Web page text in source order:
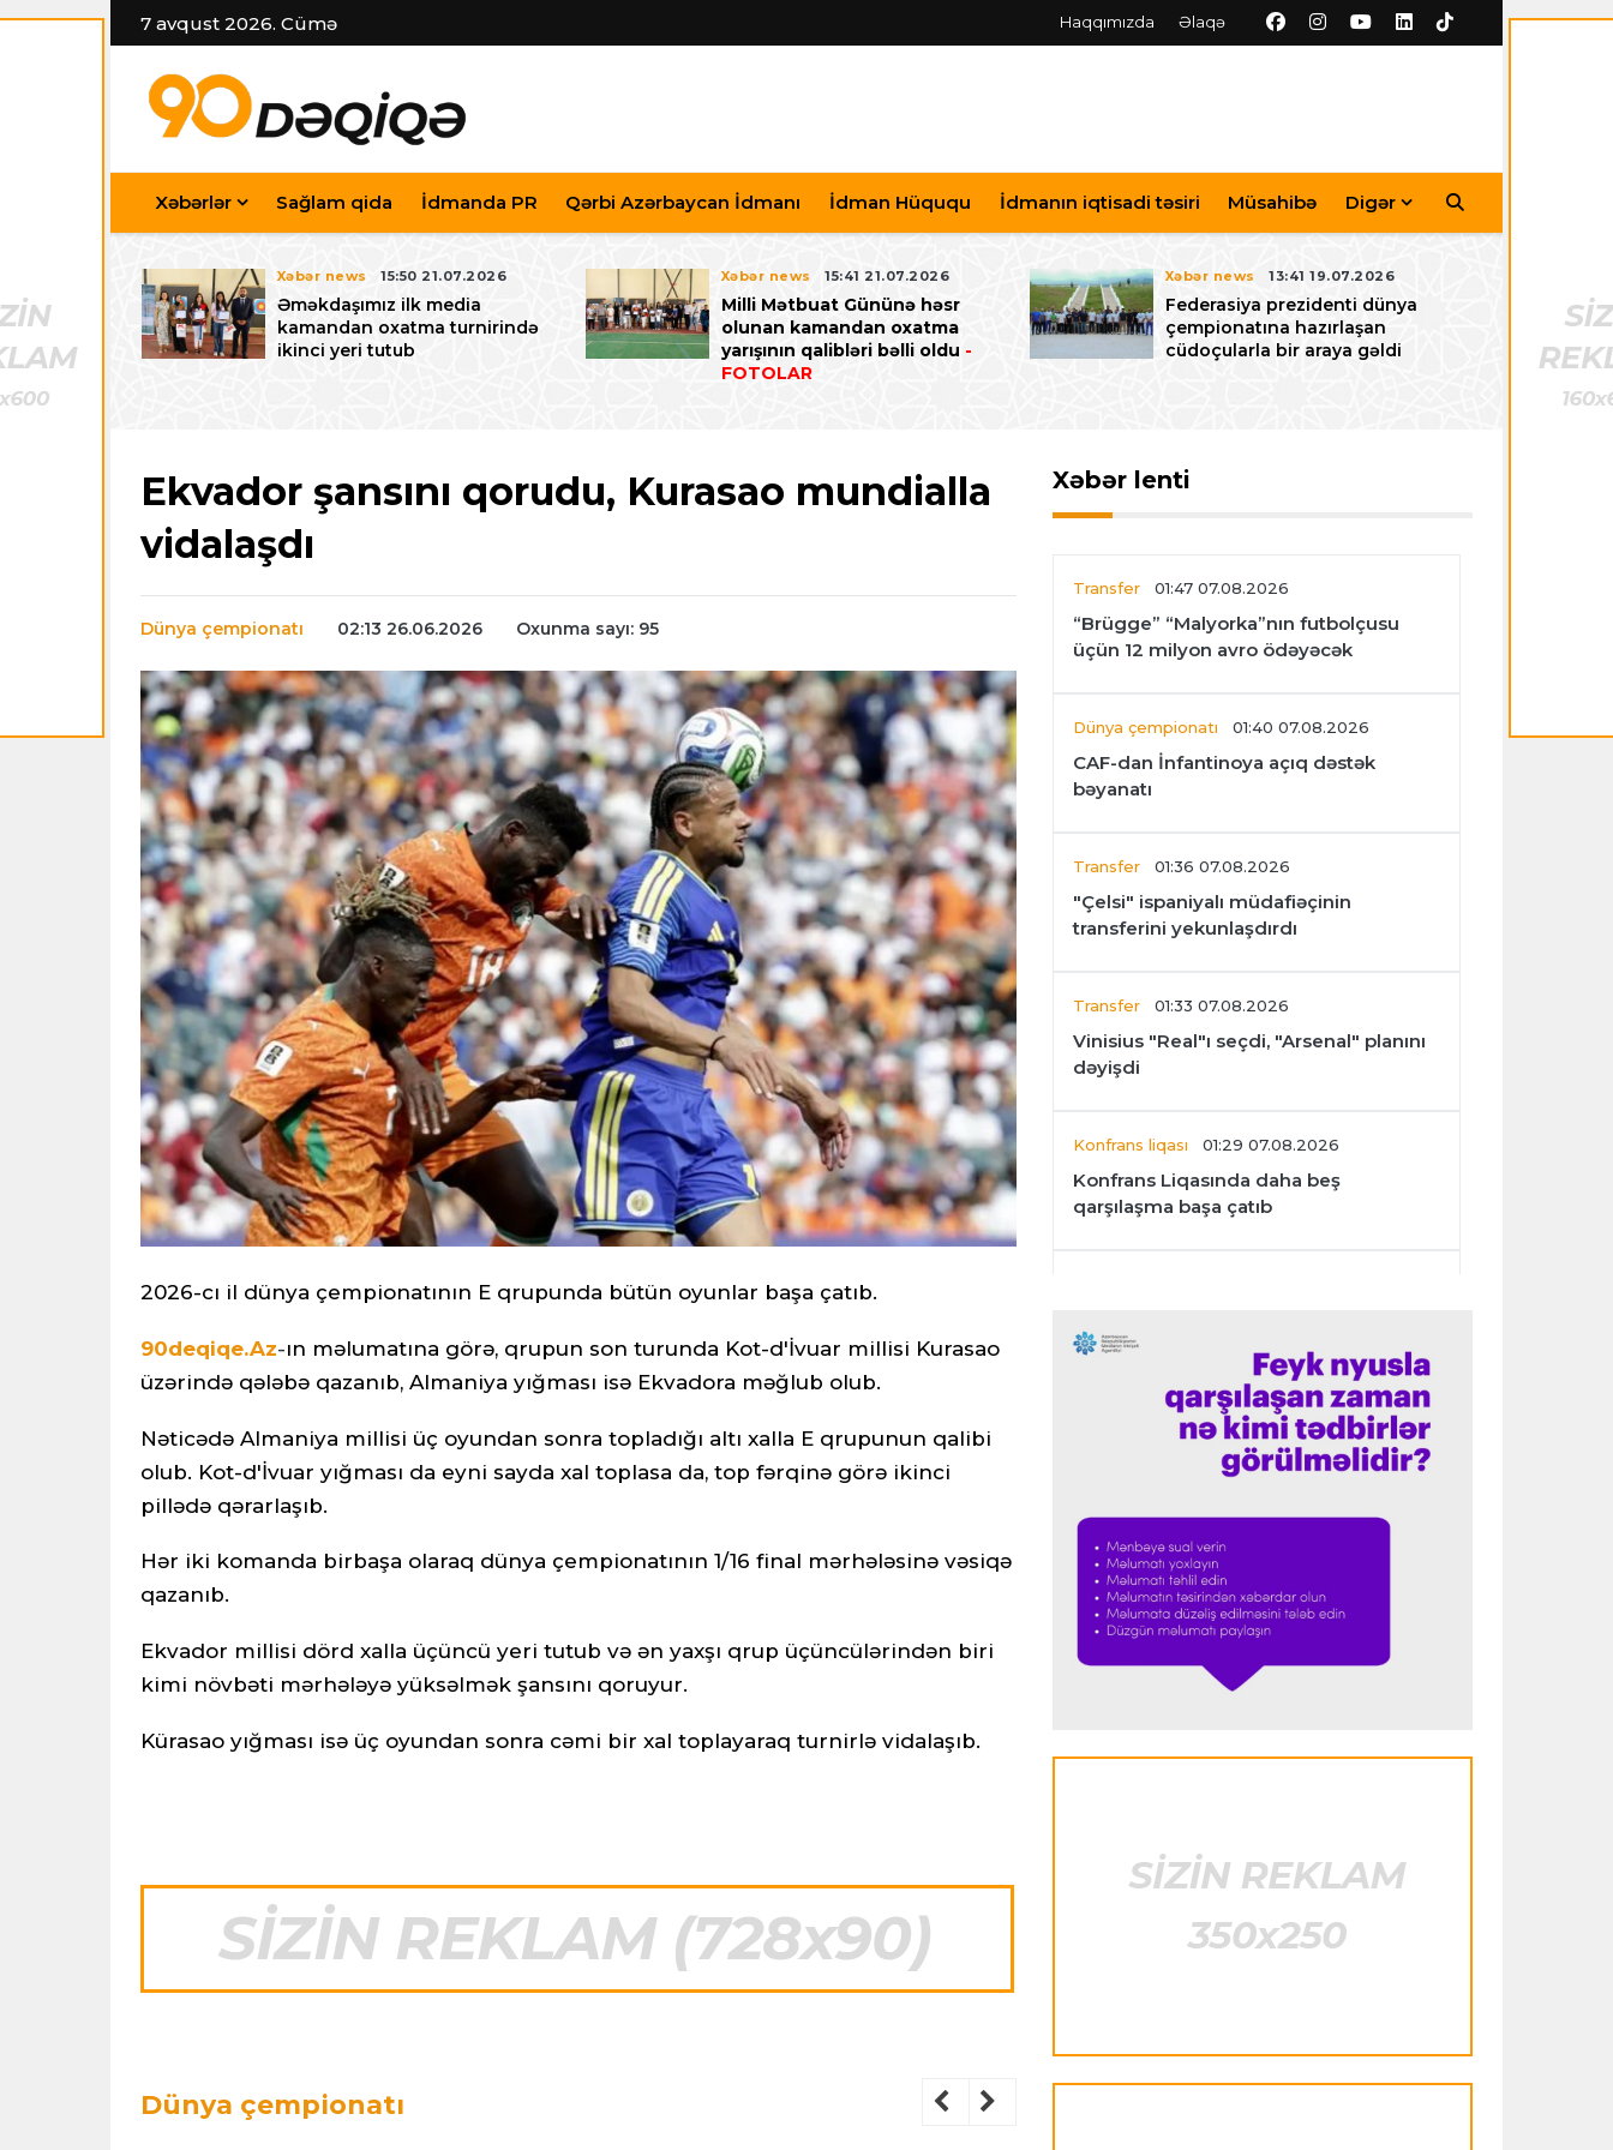
7 avqust 2026. Cümə Haqqımızda Əlaqə
Xəbərlər Sağlam qida İdmanda PR Qərbi Azərbaycan İdmanı İdman Hüququ İdmanın iqtisadi təsiri Müsahibə Digər
U-15
festivalı ilə
Xəbər news 15:50 21.07.2026
Əməkdaşımız ilk media
kamandan oxatma turnirində
ikinci yeri tutub
Xəbər news 15:41 21.07.2026
Milli Mətbuat Gününə həsr
olunan kamandan oxatma
yarışının qalibləri bəlli oldu -
FOTOLAR
Xəbər news 13:41 19.07.2026
Federasiya prezidenti dünya
çempionatına hazırlaşan
cüdoçularla bir araya gəldi
Ekvador şansını qorudu, Kurasao mundialla
vidalaşdı
Dünya çempionatı 02:13 26.06.2026 Oxunma sayı: 95
2026-cı il dünya çempionatının E qrupunda bütün oyunlar başa çatıb.
90deqiqe.Az-ın məlumatına görə, qrupun son turunda Kot-d'İvuar millisi Kurasao
üzərində qələbə qazanıb, Almaniya yığması isə Ekvadora məğlub olub.
Nəticədə Almaniya millisi üç oyundan sonra topladığı altı xalla E qrupunun qalibi
olub. Kot-d'İvuar yığması da eyni sayda xal toplasa da, top fərqinə görə ikinci
pillədə qərarlaşıb.
Hər iki komanda birbaşa olaraq dünya çempionatının 1/16 final mərhələsinə vəsiqə
qazanıb.
Ekvador millisi dörd xalla üçüncü yeri tutub və ən yaxşı qrup üçüncülərindən biri
kimi növbəti mərhələyə yüksəlmək şansını qoruyur.
Kürasao yığması isə üç oyundan sonra cəmi bir xal toplayaraq turnirlə vidalaşıb.
Dünya çempionatı
Xəbər lenti
Transfer 01:47 07.08.2026
“Brügge” “Malyorka”nın futbolçusu
üçün 12 milyon avro ödəyəcək
Dünya çempionatı 01:40 07.08.2026
CAF-dan İnfantinoya açıq dəstək
bəyanatı
Transfer 01:36 07.08.2026
"Çelsi" ispaniyalı müdafiəçinin
transferini yekunlaşdırdı
Transfer 01:33 07.08.2026
Vinisius "Real"ı seçdi, "Arsenal" planını
dəyişdi
Konfrans liqası 01:29 07.08.2026
Konfrans Liqasında daha beş
qarşılaşma başa çatıb
İspaniya L.L. 01:23 07.08.2026
"Barselona" Mərakeş klubuna qarşı
keçirilməsi planlaşdırılan yoldaşlıq
Dünya çempionatı
"Prezident səlahiyyətlərindən sui-
istifadə edib"- FIFPRO-dan İnfantinoya
"Antonelli çox etibarlı pilota çevrilib"
"Antonelli mövsümün ən yaxşı